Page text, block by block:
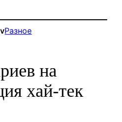
Разное
на
хай-тек